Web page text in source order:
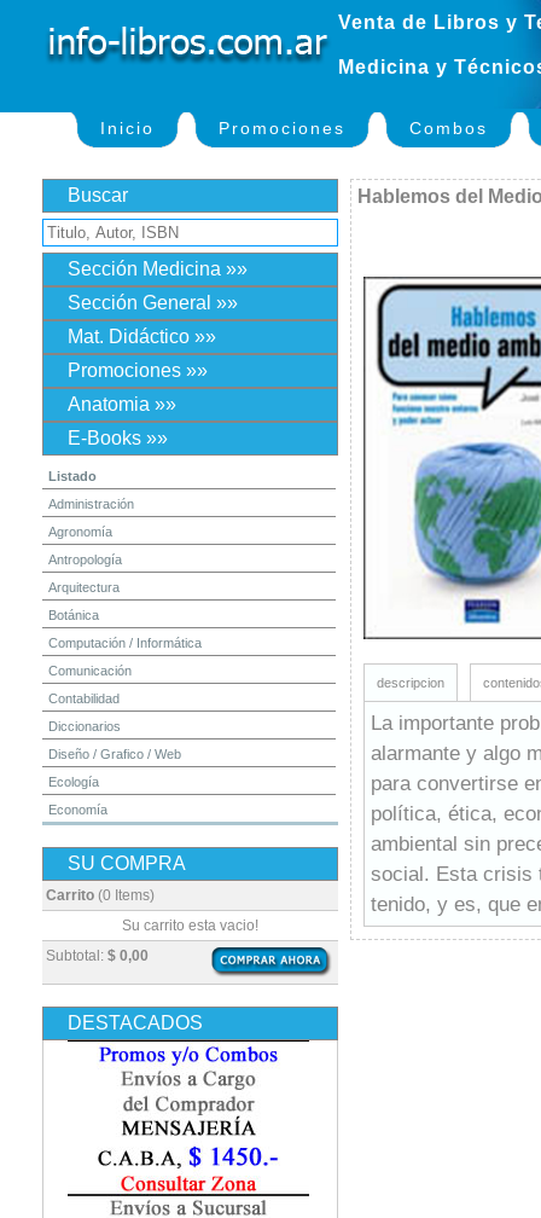
Venta de Libros y
Medicina y
Inicio Promociones Combos
Buscar
Sección Medicina »»
Sección General »»
Mat. Didáctico »»
Promociones »»
Anatomia »»
E-Books »»
Listado
Administración
Agronomía
Antropología
Arquitectura
Botánica
Computación / Informática
Comunicación
Contabilidad
Diccionarios
Diseño / Grafico / Web
Ecología
Economía
Electrónica
Estadística
Física
Higiene y Seguridad
Historia
Ingeniería
Marketing / Publicidad
Metodología Investigación
Negocios
SU COMPRA
Carrito (0 Items)
Subtotal: $ 0,00
Su carrito esta vacio!
DESTACADOS
Hablemos del
descripcion
La importante
alarmante y algo
para convertirse
política, ética,
ambiental sin
social. Esta crisis
tenido, y es, que